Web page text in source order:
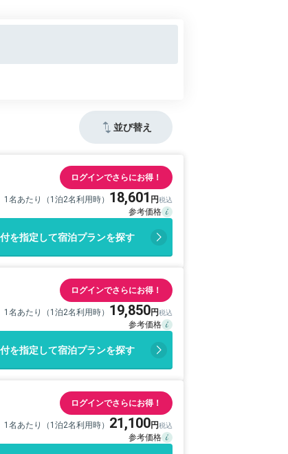
並び替え
ログインでさらにお得！
1名あたり（1泊2名利用時） 18,601
を指定して宿泊プランを探す
ログインでさらにお得！
1名あたり（1泊2名利用時） 19,850
を指定して宿泊プランを探す
ログインでさらにお得！
1名あたり（1泊2名利用時） 21,100